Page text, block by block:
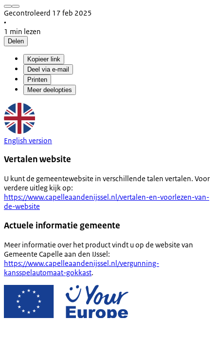
Gecontroleerd 17 feb 2025
•
1 min lezen
Delen
Kopieer link
Deel via e-mail
Printen
Meer deelopties
English version
Vertalen website
U kunt de gemeentewebsite in verschillende talen vertalen. Voor
verdere uitleg kijk op:
https://www.capelleaandenijssel.nl/vertalen-en-voorlezen-van-
de-website
Actuele informatie gemeente
Meer informatie over het product vindt u op de website van
Gemeente Capelle aan den IJssel:
https://www.capelleaandenijssel.nl/vergunning-
kansspelautomaat-gokkast.